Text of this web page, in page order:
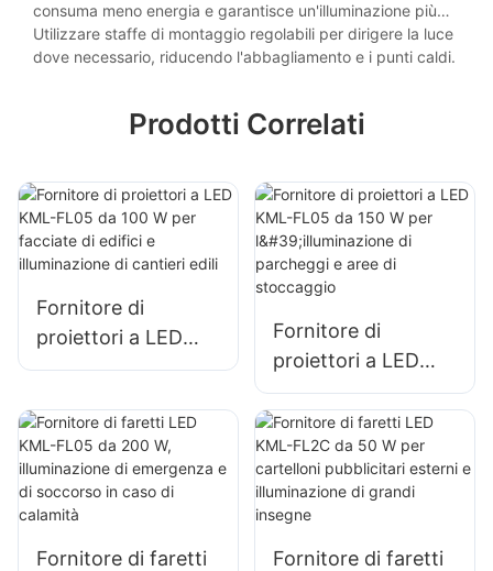
consuma meno energia e garantisce un'illuminazione più
luminosa e chiara.
Utilizzare staffe di montaggio regolabili per dirigere la luce
dove necessario, riducendo l'abbagliamento e i punti caldi.
Prodotti Correlati
Fornitore di
proiettori a LED
KML-FL05 da 100
edifici e
illuminazione di
cantieri edili
Fornitore di
proiettori a LED
KML-FL05 da 150
W per
l'illuminazione di
parcheggi e aree di
stoccaggio
Fornitore di faretti
Fornitore di faretti